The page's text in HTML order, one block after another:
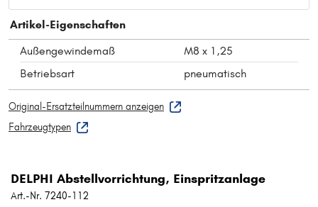
Artikel-Eigenschaften
Außengewindemaß
M8 x 1,25
Betriebsart
pneumatisch
Original-Ersatzteilnummern anzeigen
Fahrzeugtypen
DELPHI Abstellvorrichtung, Einspritzanlage
Art.-Nr. 7240-112